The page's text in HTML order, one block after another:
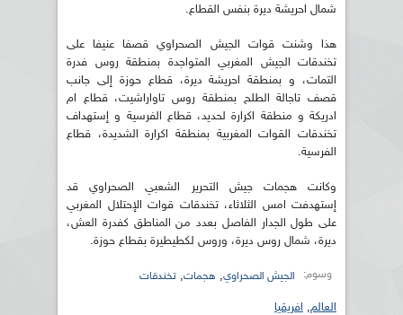
شمال احريشة ديرة بنفس القطاع.
هذا وشنت قوات الجيش الصحراوي قصفا عنيفا على
تخندقات الجيش المغربي المتواجدة بمنطقة روس فدرة
التمات، و بمنطقة احريشة ديرة، قطاع حوزة إلى جانب
قصف تاجالة الطلح بمنطقة روس تاواراشيت، قطاع ام
ادريكة و منطقة اكرارة لحديد، قطاع الفرسية و إستهداف
تخندقات القوات المغربية بمنطقة اكرارة الشديدة، قطاع
الفرسية.
وكانت هجمات جيش التحرير الشعبي الصحراوي قد
إستهدفت امس الثلاثاء، تخندقات قوات الإحتلال المغربي
على طول الجدار الفاصل بعدد من المناطق كفدرة العش،
ديرة، شمال روس ديرة، وروس لكطيطيرة بقطاع حوزة.
وسوم: الجيش الصحراوي, هجمات, تخندقات
العالم, افريقيا